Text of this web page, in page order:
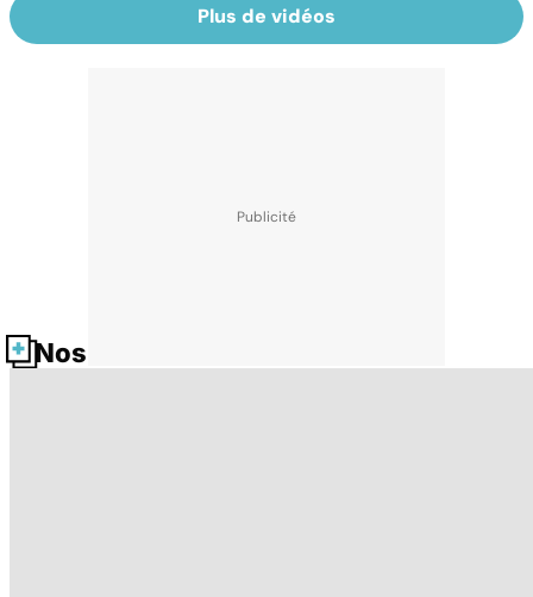
Plus de vidéos
Nos fiches santé